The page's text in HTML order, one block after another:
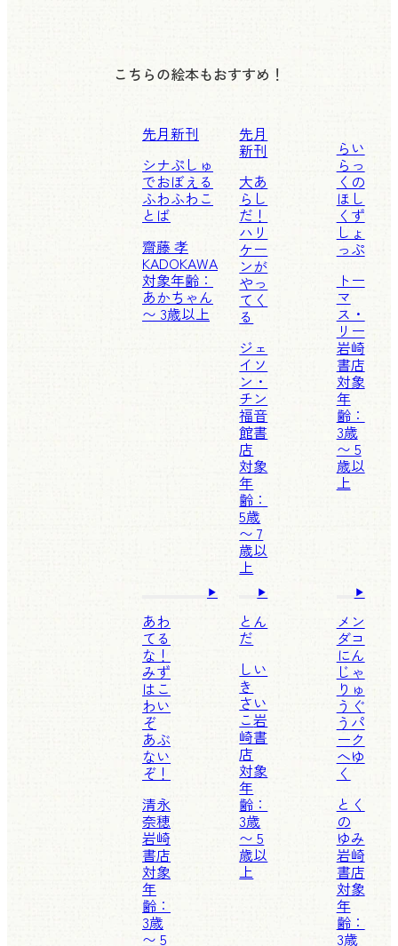
こちらの絵本もおすすめ！
先月新刊
シナぷしゅ
でおぼえる
ふわふわこ
とば
齋藤 孝
KADOKAWA
対象年齢：
あかちゃん
〜 3歳以上
先月
新刊
大あ
らし
だ！
ハリ
ケー
ンが
やっ
てく
る
ジェ
イソ
ン・
チン
福音
館書
店
対象
年
齢：
5歳
〜 7
歳以
上
らい
らっ
くの
ほし
くず
しょ
っぷ
トー
マ
ス・
リー
岩崎
書店
対象
年
齢：
3歳
〜 5
歳以
上
あわ
てる
な！
みず
はこ
わい
ぞ
あぶ
ない
ぞ！
清永
奈穂
岩崎
書店
対象
年
齢：
3歳
〜 5
とん
だ
しい
き
さい
こ岩
崎書
店
対象
年
齢：
3歳
〜 5
歳以
上
メン
ダコ
にん
じゃ
りゅ
うぐ
うパ
ーク
へゆ
く
とく
の
ゆみ
岩崎
書店
対象
年
齢：
3歳